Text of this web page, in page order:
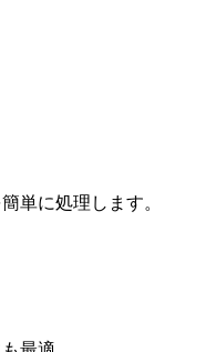
単に処理します。